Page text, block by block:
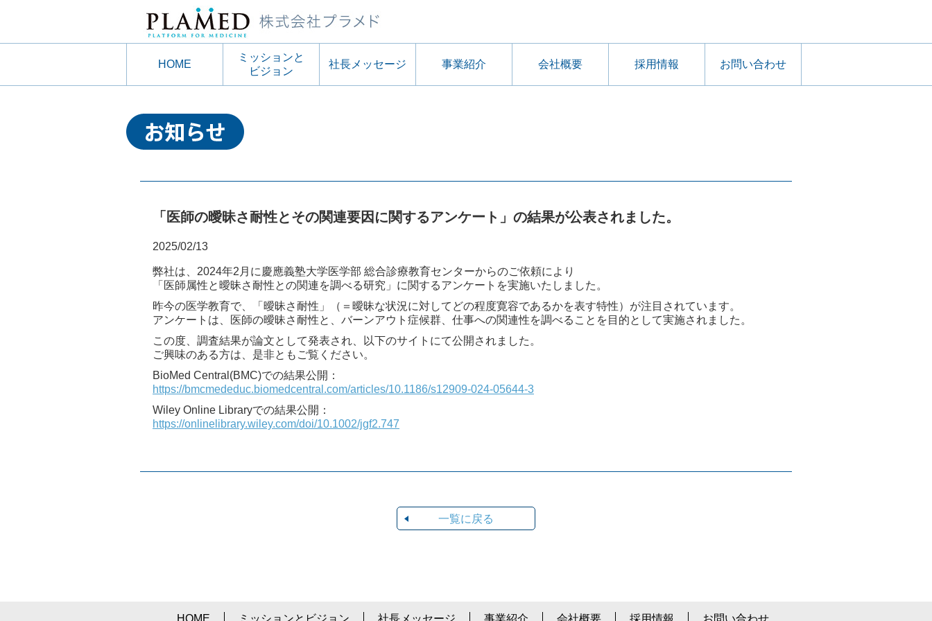
HOME
ミッションと
ビジョン
社長メッセージ 事業紹介 会社概要 採用情報 お問い合わせ
「医師の曖昧さ耐性とその関連要因に関するアンケート」の結果が公表されました。
2025/02/13
弊社は、2024年2月に慶應義塾大学医学部 総合診療教育センターからのご依頼により
「医師属性と曖昧さ耐性との関連を調べる研究」に関するアンケートを実施いたしました。
昨今の医学教育で、「曖昧さ耐性」（＝曖昧な状況に対してどの程度寛容であるかを表す特性）が注目されています。
アンケートは、医師の曖昧さ耐性と、バーンアウト症候群、仕事への関連性を調べることを目的として実施されました。
この度、調査結果が論文として発表され、以下のサイトにて公開されました。
ご興味のある方は、是非ともご覧ください。
BioMed Central(BMC)での結果公開：
https://bmcmededuc.biomedcentral.com/articles/10.1186/s12909-024-05644-3
Wiley Online Libraryでの結果公開：
https://onlinelibrary.wiley.com/doi/10.1002/jgf2.747
一覧に戻る
HOME ミッションとビジョン 社長メッセージ 事業紹介 会社概要 採用情報 お問い合わせ